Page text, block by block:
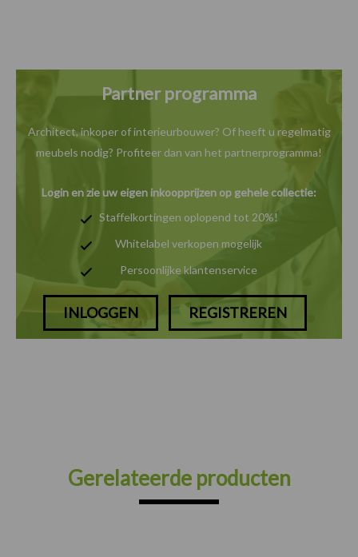
Partner programma
Architect, inkoper of interieurbouwer? Of heeft u regelmatig
meubels nodig? Profiteer dan van het partnerprogramma!
Login en zie uw eigen inkoopprijzen op gehele collectie:
Staffelkortingen oplopend tot 20%!
Whitelabel verkopen mogelijk
Persoonlijke klantenservice
INLOGGEN REGISTREREN
Gerelateerde producten